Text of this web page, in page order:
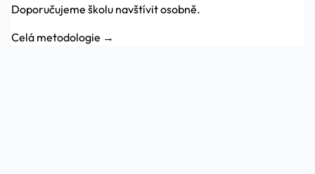
Doporučujeme školu navštívit osobně.
Celá metodologie →